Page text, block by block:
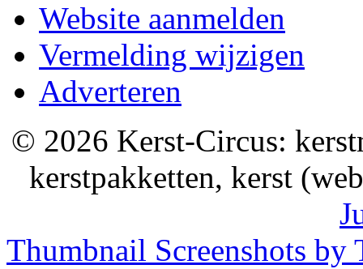
Website aanmelden
Vermelding wijzigen
Adverteren
© 2026 Kerst-Circus:
kerstpakketten, kerst
Thumbnail Screenshots by